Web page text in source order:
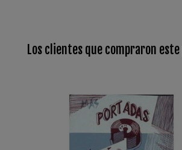
Los clientes que compraron